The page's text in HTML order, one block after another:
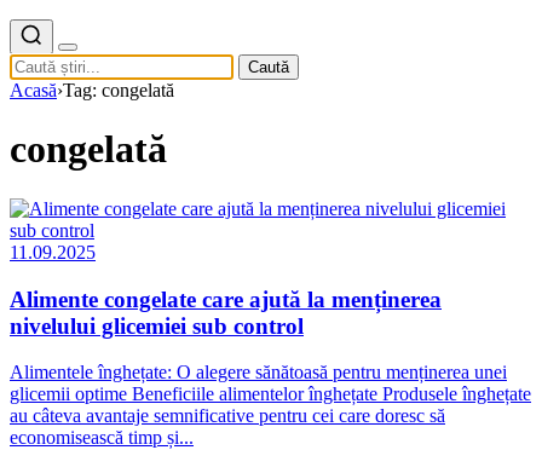
Caută
Acasă›Tag: congelată
congelată
11.09.2025
Alimente congelate care ajută la menținerea
nivelului glicemiei sub control
Alimentele înghețate: O alegere sănătoasă pentru menținerea unei
glicemii optime Beneficiile alimentelor înghețate Produsele înghețate
au câteva avantaje semnificative pentru cei care doresc să
economisească timp și...